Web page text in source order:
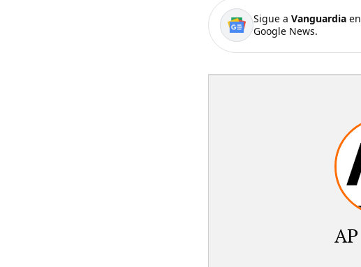
Sigue a Vanguardiaen
Google News.
AP